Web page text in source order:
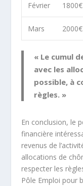
Février 1800€
Mars 2000€
« Le cumul
avec les
possible, à
règles. »
En conclusion, le
financière
revenus de
allocations de
respecter les
Pôle Emploi pour